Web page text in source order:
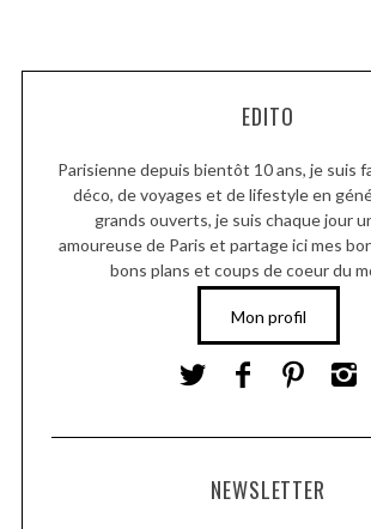
EDITO
Parisienne depuis bientôt 10 ans, je suis
déco, de voyages et de lifestyle en
grands ouverts, je suis chaque jour
amoureuse de Paris et partage ici mes
bons plans et coups de coeur du
Mon profil
NEWSLETTER